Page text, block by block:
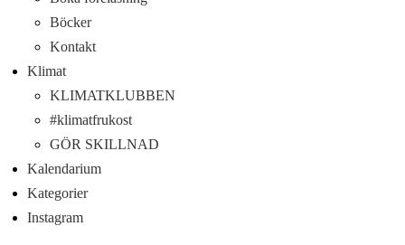
Böcker
Kontakt
Klimat
KLIMATKLUBBEN
#klimatfrukost
GÖR SKILLNAD
Kalendarium
Kategorier
Instagram